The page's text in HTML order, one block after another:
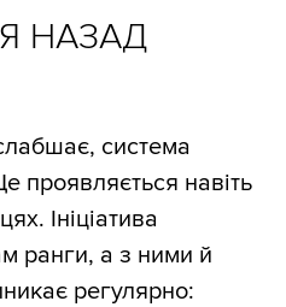
НАЗАД
система
проявляється навіть
Ініціатива
ранги, а з ними й
регулярно: